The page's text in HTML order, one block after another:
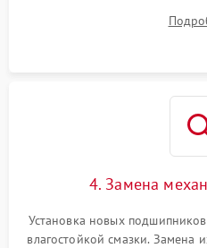
Восстановление
4. Замена
Установка новых
влагостойкой смазки. Замена